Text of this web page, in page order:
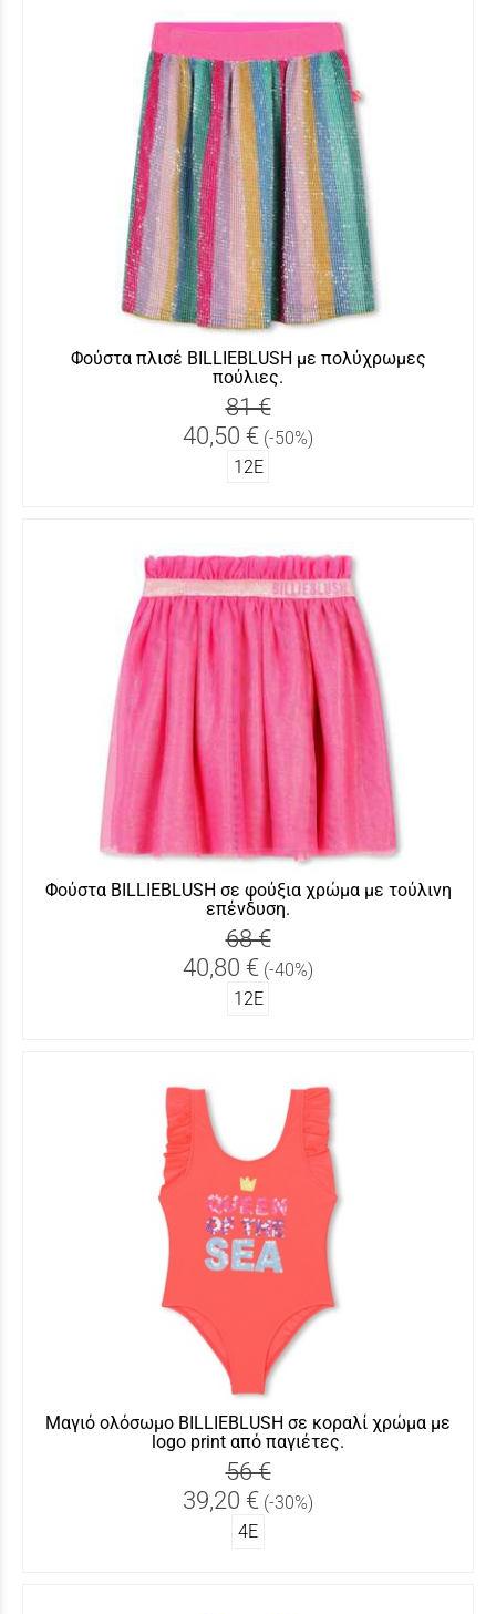
Φούστα πλισέ BILLIEBLUSH με πολύχρωμες
πούλιες.
81 €
40,50 € (-50%)
12Ε
Φούστα BILLIEBLUSH σε φούξια χρώμα με τούλινη
επένδυση.
68 €
40,80 € (-40%)
12Ε
Μαγιό ολόσωμο BILLIEBLUSH σε κοραλί χρώμα με
logo print από παγιέτες.
56 €
39,20 € (-30%)
4Ε